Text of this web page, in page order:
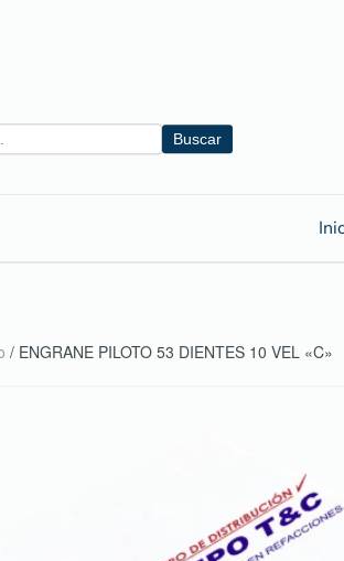
Buscar
/ ENGRANE PILOTO 53 DIENTES 10 VEL «C»